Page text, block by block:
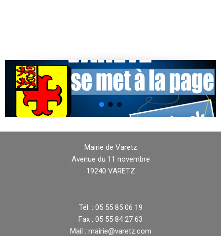
Mairie de Varetz
Avenue du 11 novembre
19240 VARETZ
Tél. : 05 55 85 06 19
Fax : 05 55 84 27 63
Mail : mairie@varetz.com